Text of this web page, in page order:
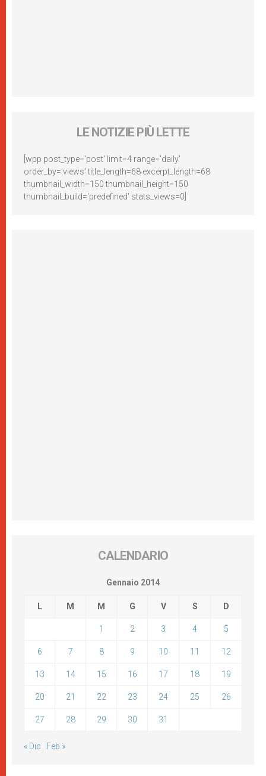
LE NOTIZIE PIÙ LETTE
[wpp post_type='post' limit=4 range='daily'
order_by='views' title_length=68 excerpt_length=68
thumbnail_width=150 thumbnail_height=150
thumbnail_build='predefined' stats_views=0]
CALENDARIO
Gennaio 2014
L M M G V S D
1 2 3 4 5
6 7 8 9 10 11 12
13 14 15 16 17 18 19
20 21 22 23 24 25 26
27 28 29 30 31
« Dic Feb »